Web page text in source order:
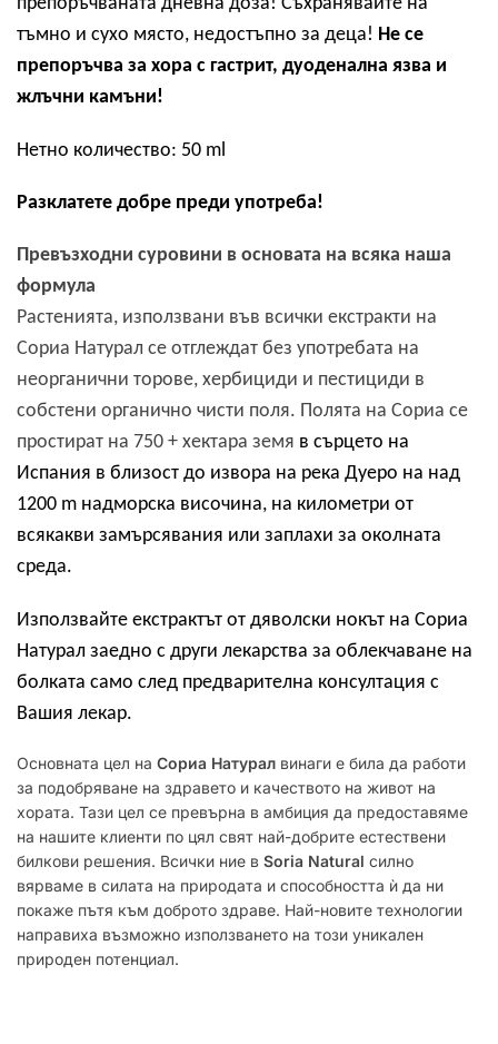
тъмно и сухо място, недостъпно за деца! Не се
препоръчва за хора с гастрит, дуоденална язва и
жлъчни камъни!
Нетно количество: 50 ml
Разклатете добре преди употреба!
Превъзходни суровини в основата на всяка наша
формула
Растенията, използвани във всички екстракти на
Сориа Натурал се отглеждат без употребата на
неорганични торове, хербициди и пестициди в
собстени органично чисти поля. Полята на Сориа се
простират на 750 + хектара земя в сърцето на
Испания в близост до извора на река Дуеро на над
1200 m надморска височина, на километри от
всякакви замърсявания или заплахи за околната
среда.
Използвайте екстрактът от дяволски нокът на Сориа
Натурал заедно с други лекарства за облекчаване на
болката само след предварителна консултация с
Вашия лекар.
Основната цел на Сориа Натурал винаги е била да работи
за подобряване на здравето и качеството на живот на
хората. Тази цел се превърна в амбиция да предоставяме
на нашите клиенти по цял свят най-добрите естествени
билкови решения. Всички ние в Soria Natural силно
вярваме в силата на природата и способността ѝ да ни
покаже пътя към доброто здраве. Най-новите технологии
направиха възможно използването на този уникален
природен потенциал.